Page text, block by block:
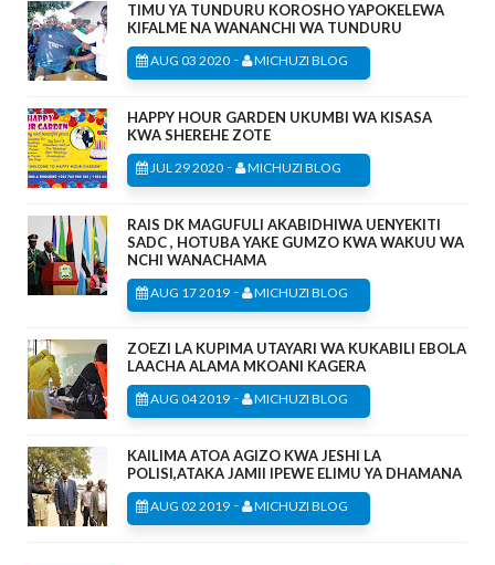
TIMU YA TUNDURU KOROSHO YAPOKELEWA
KIFALME NA WANANCHI WA TUNDURU
AUG 03 2020 - MICHUZI BLOG
HAPPY HOUR GARDEN UKUMBI WA KISASA
KWA SHEREHE ZOTE
JUL 29 2020 - MICHUZI BLOG
RAIS DK MAGUFULI AKABIDHIWA UENYEKITI
SADC , HOTUBA YAKE GUMZO KWA WAKUU WA
NCHI WANACHAMA
AUG 17 2019 - MICHUZI BLOG
ZOEZI LA KUPIMA UTAYARI WA KUKABILI EBOLA
LAACHA ALAMA MKOANI KAGERA
AUG 04 2019 - MICHUZI BLOG
KAILIMA ATOA AGIZO KWA JESHI LA
POLISI,ATAKA JAMII IPEWE ELIMU YA DHAMANA
AUG 02 2019 - MICHUZI BLOG